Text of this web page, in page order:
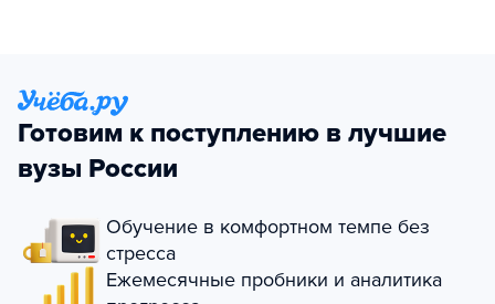
Готовим к поступлению в лучшие
вузы России
Обучение в комфортном темпе без
стресса
Ежемесячные пробники и аналитика